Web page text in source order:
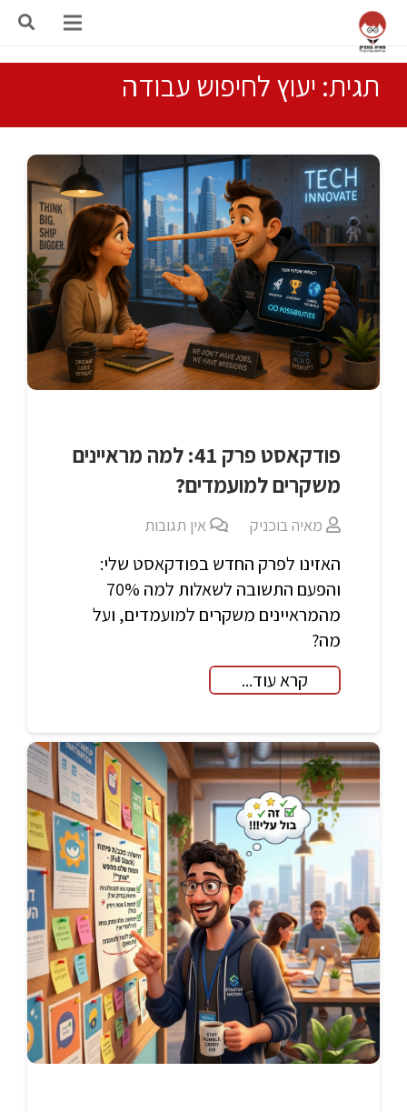
תגית: יעוץ לחיפוש עבודה
פודקאסט פרק 41: למה מראיינים
משקרים למועמדים?
מאיה בוכניק אין תגובות
האזינו לפרק החדש בפודקאסט שלי:
והפעם התשובה לשאלות למה 70%
מהמראיינים משקרים למועמדים, ועל
מה?
קרא עוד...